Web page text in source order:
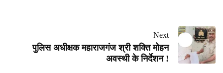
Next
पुलिस अधीक्षक महाराजगंज श्री शक्ति मोहन
अवस्थी के निर्देशन !